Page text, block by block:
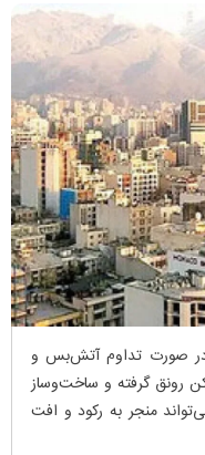
در صورت تداوم آتش‌بس و
رونق گرفته و ساخت‌وساز
منجر به رکود و افت